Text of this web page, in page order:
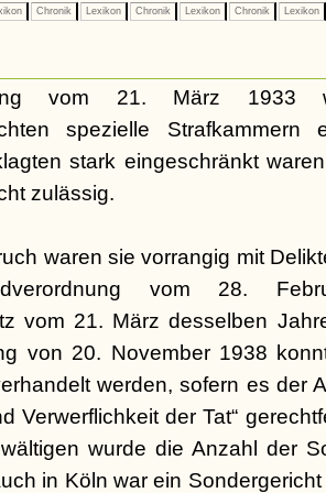
Chronik Lexikon Chronik Lexikon Chronik Lexikon
vom 21. März 1933
spezielle
stark eingeschränkt
zulässig.
waren sie vorrangig mit
vom 28.
vom 21. März desselben
von 20. November 1938
werden, sofern es der
Verwerflichkeit der Tat“
wurde die Anzahl der
in Köln war ein